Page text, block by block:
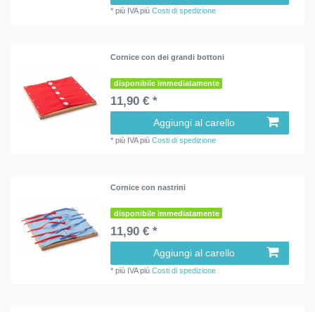
*più IVApiùCosti di spedizione
Cornice con dei grandi bottoni
disponibile immediatamente
11,90 € *
Aggiungi al carello
*più IVApiùCosti di spedizione
Cornice con nastrini
disponibile immediatamente
11,90 € *
Aggiungi al carello
*più IVApiùCosti di spedizione